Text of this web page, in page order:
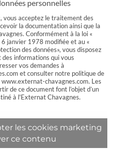
personnelles
vous acceptez le traitement des
la documentation ainsi que la
Conformément à la loi «
janvier 1978 modifiée et au «
des données», vous disposez
informations qui vous
vos demandes à
et consulter notre politique de
chavagnes.com. Les
de ce document font l’objet d’un
à l'Externat Chavagnes.
les cookies marketing
ce contenu